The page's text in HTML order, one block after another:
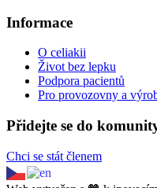
Informace
O celiakii
Život bez lepku
Podpora pacientů
Pro provozovny a
Přidejte se do
Chci se stát členem